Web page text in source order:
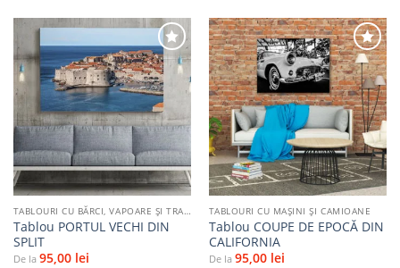
Adaugă
la
favorite
TABLOURI CU BĂRCI, VAPOARE ȘI TRANSPORT PE APĂ
Tablou PORTUL VECHI DIN
SPLIT
De la 95,00 lei
Adaugă
la
favorite
TABLOURI CU MAŞINI ŞI CAMIOANE
Tablou COUPE DE EPOCĂ DIN
CALIFORNIA
De la 95,00 lei